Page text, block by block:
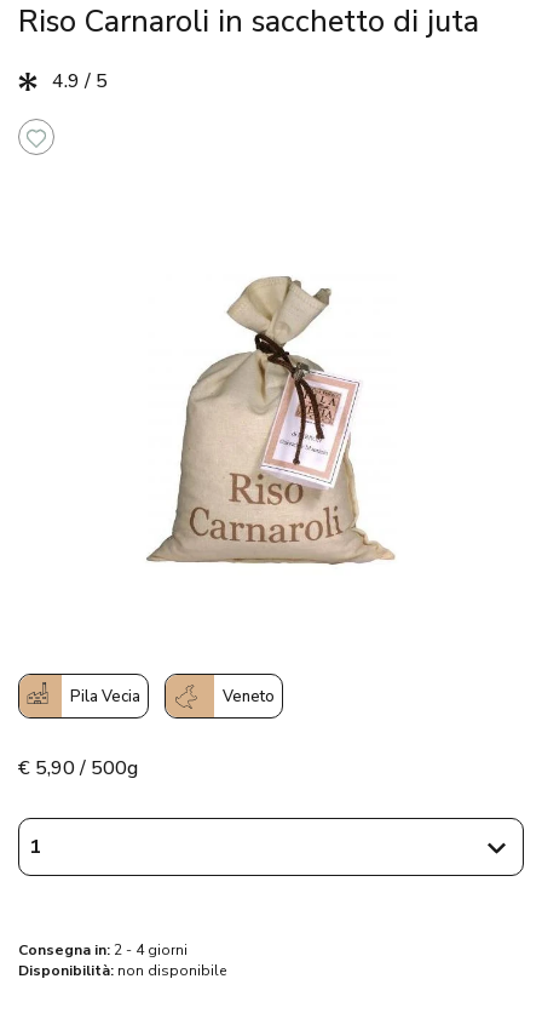
Riso Carnaroli in sacchetto di juta
4.9 / 5
Pila Vecia Veneto
€ 5,90 / 500g
Consegna in: 2 - 4 giorni
Disponibilità: non disponibile